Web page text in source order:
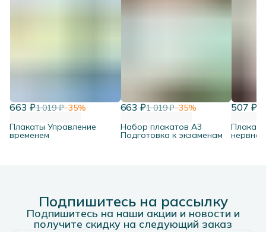
663 ₽1 019 ₽−35%
Плакаты Управление
временем
663 ₽1 019 ₽−35%
Набор плакатов А3
Подготовка к экзаменам
507 ₽
Плакат
Подпишитесь на рассылку
Подпишитесь на наши акции и новости и
получите скидку на следующий заказ